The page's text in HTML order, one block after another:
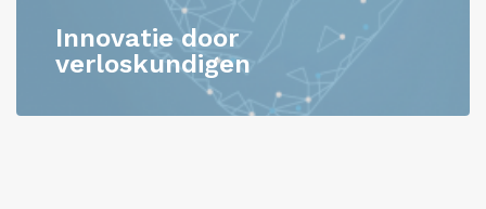
Innovatie door
verloskundigen